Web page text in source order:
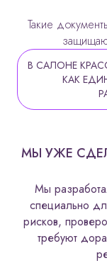
Такие
В САЛОНЕ
КАК
МЫ УЖЕ
Мы
специально
рисков,
требуют